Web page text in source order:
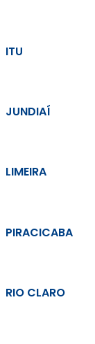
ITU
JUNDIAÍ
LIMEIRA
PIRACICABA
RIO CLARO